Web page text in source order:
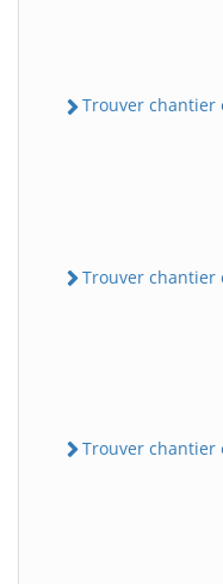
Trouver chantier
Trouver chantier
Trouver chantier